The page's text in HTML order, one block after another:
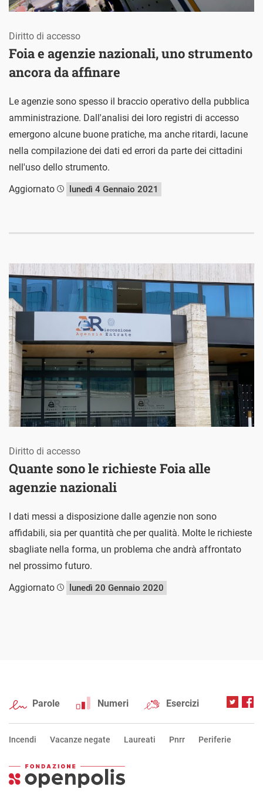
Foia e agenzie nazionali, uno strumento
ancora da affinare
Diritto di accesso
Le agenzie sono spesso il braccio operativo della pubblica
amministrazione. Dall'analisi dei loro registri di accesso
emergono alcune buone pratiche, ma anche ritardi, lacune
nella compilazione dei dati ed errori da parte dei cittadini
nell'uso dello strumento.
Aggiornato
lunedì 4 Gennaio 2021
Quante sono le richieste Foia alle
agenzie nazionali
Diritto di accesso
I dati messi a disposizione dalle agenzie non sono
affidabili, sia per quantità che per qualità. Molte le richieste
sbagliate nella forma, un problema che andrà affrontato
nel prossimo futuro.
Aggiornato
lunedì 20 Gennaio 2020
Parole Numeri Esercizi
Incendi Vacanze negate Laureati Pnrr Periferie